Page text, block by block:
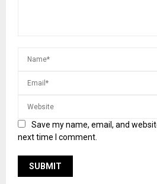
Save my name, email, and
next time I comment.